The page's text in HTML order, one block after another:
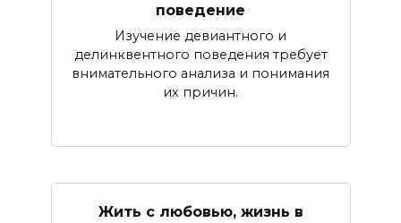
поведение
Изучение девиантного и
делинквентного поведения требует
внимательного анализа и понимания
их причин.
Жить с любовью, жизнь в